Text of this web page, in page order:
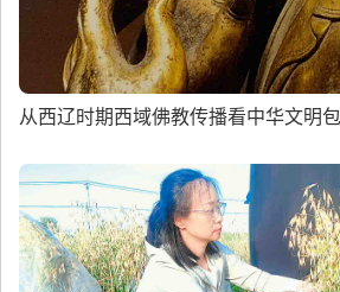
从西辽时期西域佛教传播看中华文明